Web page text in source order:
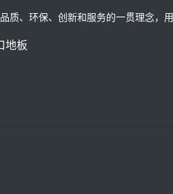
质、环保、创新和服务的一贯理念，
地板